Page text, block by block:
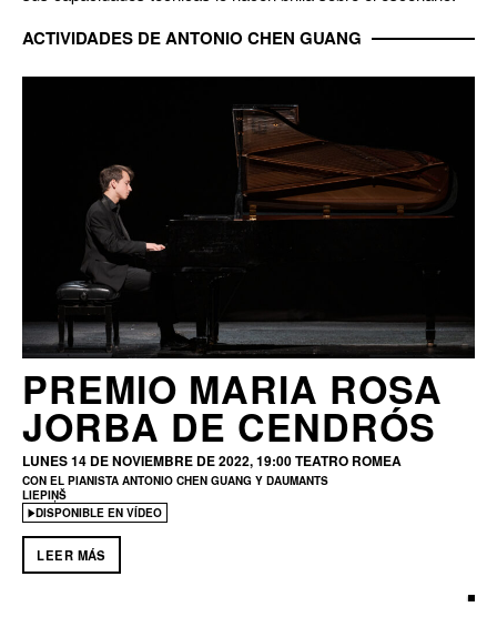
ACTIVIDADES DE ANTONIO CHEN GUANG
PREMIO MARIA ROSA
JORBA DE CENDRÓS
LUNES 14 DE NOVIEMBRE DE 2022, 19:00TEATRO ROMEA
CON EL PIANISTA ANTONIO CHEN GUANG Y DAUMANTS
LIEPIŅŠ
DISPONIBLE EN VÍDEO
LEER MÁS